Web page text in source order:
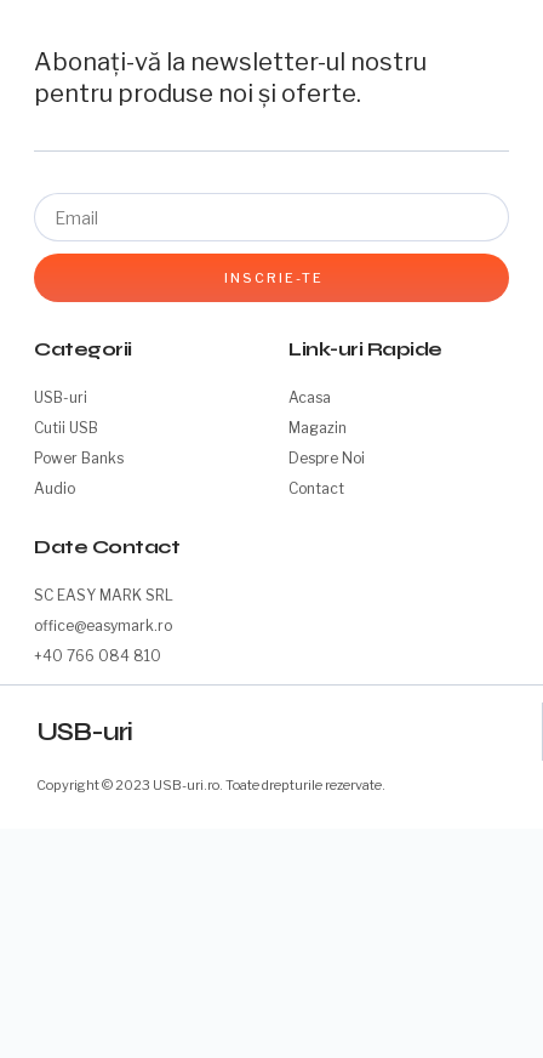
Abonați-vă la newsletter-ul nostru
pentru produse noi și oferte.
INSCRIE-TE
Categorii
USB-uri
Cutii USB
Power Banks
Audio
Link-uri Rapide
Acasa
Magazin
Despre Noi
Contact
Date Contact
SC EASY MARK SRL
office@easymark.ro
+40 766 084 810
USB-uri
Copyright © 2023 USB-uri.ro. Toate drepturile rezervate.